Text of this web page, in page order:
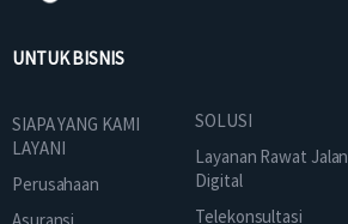
UNTUK BISNIS
SIAPA YANG KAMI
LAYANI
Perusahaan
SOLUSI
Layanan Rawat Jalan
Digital
Telekonsultasi